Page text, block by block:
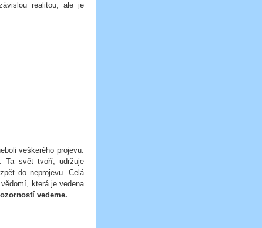
realitou, ale je
veškerého projevu.
Ta svět tvoří, udržuje
do neprojevu. Celá
která je vedena
vedeme.